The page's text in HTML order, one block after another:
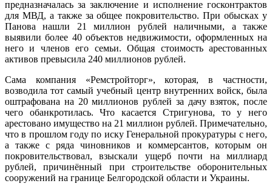
предназначалась за заключение и исполнение госконтрактов
для МВД, а также за общее покровительство. При обысках у
Панова нашли 21 миллион рублей наличными, а также
выявили более 40 объектов недвижимости, оформленных на
него и членов его семьи. Общая стоимость арестованных
активов превысила 240 миллионов рублей.
Сама компания «Ремстройторг», которая, в частности,
возводила тот самый учебный центр внутренних войск, была
оштрафована на 20 миллионов рублей за дачу взяток, после
чего обанкротилась. Что касается Стригунова, то у него
арестовано имущество на 21 миллион рублей. Примечательно,
что в прошлом году по иску Генеральной прокуратуры с него,
а также с ряда чиновников и коммерсантов, которым он
покровительствовал, взыскали ущерб почти на миллиард
рублей, причинённый при строительстве оборонительных
сооружений на границе Белгородской области и Украины.